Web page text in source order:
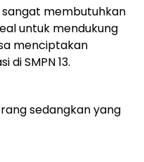
sangat membutuhkan
untuk mendukung
menciptakan
SMPN 13.
sedangkan yang